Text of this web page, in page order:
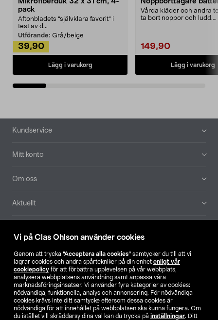
Vi på Clas Ohlson använder cookies
Genom att trycka ”Acceptera alla cookies” samtycker du till att vi
lagrar cookies och andra spårtekniker på din enhet enligt vår
cookiepolicy för att förbättra upplevelsen på vår webbplats,
analysera webbplatsens användning samt anpassa våra
marknadsföringsinsatser. Vi använder fyra kategorier av cookies:
nödvändiga, funktionella, analys och annonsering. För nödvändiga
cookies krävs inte ditt samtycke eftersom dessa cookies är
nödvändiga för att innehållet på webbplatsen ska kunna fungera. Om
du istället vill skräddarsy dina val kan du trycka på inställningar. Ditt
pack
Aftonbladets "självklara favorit” i
test av d...
Utförande: Grå/beige
39,90
Lägg i varukorg
Vårda kläder och andra
ta bort noppor och ludd.
149,90
Lägg i varukorg
Sidfot
Kundservice
Mitt konto
Om oss
Aktuellt
Hitta butik
SE NO FI